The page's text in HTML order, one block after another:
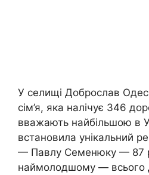
У селищі Доброслав
сім’я, яка налічує 346
вважають найбільшою в
встановила унікальний
— Павлу Семенюку — 87
наймолодшому — всього